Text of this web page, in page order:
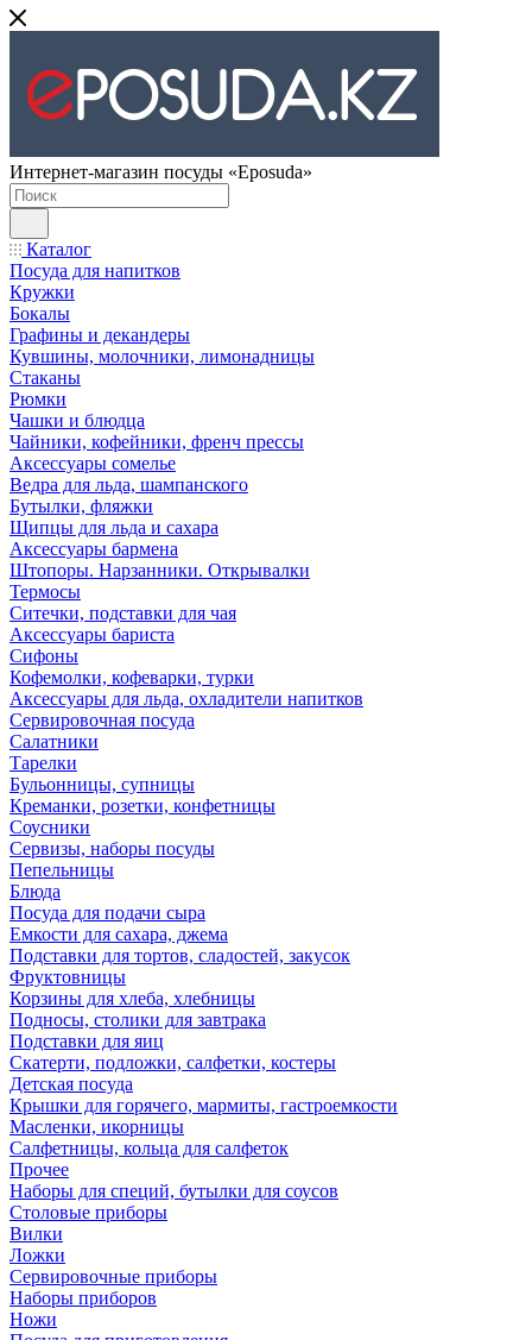
Интернет-магазин посуды «Eposuda»
Каталог
Посуда для напитков
Кружки
Бокалы
Графины и декандеры
Кувшины, молочники, лимонадницы
Стаканы
Рюмки
Чашки и блюдца
Чайники, кофейники, френч прессы
Аксессуары сомелье
Ведра для льда, шампанского
Бутылки, фляжки
Щипцы для льда и сахара
Аксессуары бармена
Штопоры. Нарзанники. Открывалки
Термосы
Ситечки, подставки для чая
Аксессуары бариста
Сифоны
Кофемолки, кофеварки, турки
Аксессуары для льда, охладители напитков
Сервировочная посуда
Салатники
Тарелки
Бульонницы, супницы
Креманки, розетки, конфетницы
Соусники
Сервизы, наборы посуды
Пепельницы
Блюда
Посуда для подачи сыра
Емкости для сахара, джема
Подставки для тортов, сладостей, закусок
Фруктовницы
Корзины для хлеба, хлебницы
Подносы, столики для завтрака
Подставки для яиц
Скатерти, подложки, салфетки, костеры
Детская посуда
Крышки для горячего, мармиты, гастроемкости
Масленки, икорницы
Салфетницы, кольца для салфеток
Прочее
Наборы для специй, бутылки для соусов
Столовые приборы
Вилки
Ложки
Сервировочные приборы
Наборы приборов
Ножи